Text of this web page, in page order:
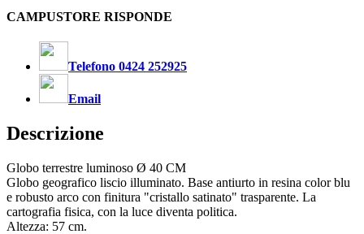
CAMPUSTORE RISPONDE
Telefono 0424 252925
Email
Descrizione
Globo terrestre luminoso Ø 40 CM
Globo geografico liscio illuminato. Base antiurto in resina color blu
e robusto arco con finitura "cristallo satinato" trasparente. La
cartografia fisica, con la luce diventa politica.
Altezza: 57 cm.